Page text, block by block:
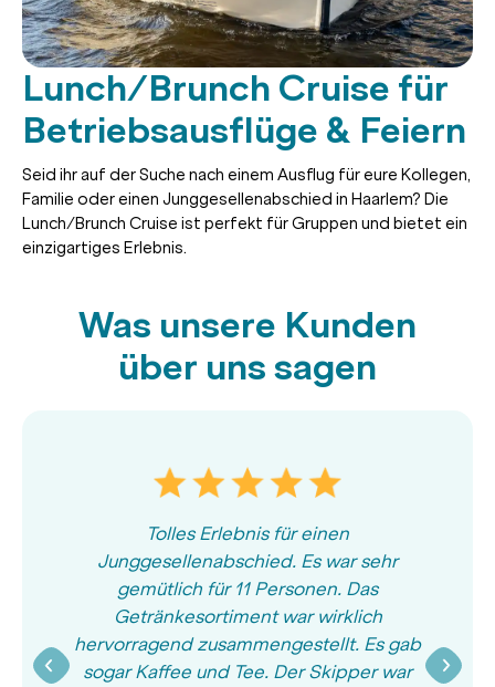
Lunch/Brunch Cruise für
Betriebsausflüge & Feiern
Seid ihr auf der Suche nach einem Ausflug für eure Kollegen,
Familie oder einen Junggesellenabschied in Haarlem? Die
Lunch/Brunch Cruise ist perfekt für Gruppen und bietet ein
einzigartiges Erlebnis.
Was unsere Kunden
über uns sagen
Tolles Erlebnis für einen
Junggesellenabschied. Es war sehr
gemütlich für 11 Personen. Das
Getränkesortiment war wirklich
hervorragend zusammengestellt. Es gab
sogar Kaffee und Tee. Der Skipper war